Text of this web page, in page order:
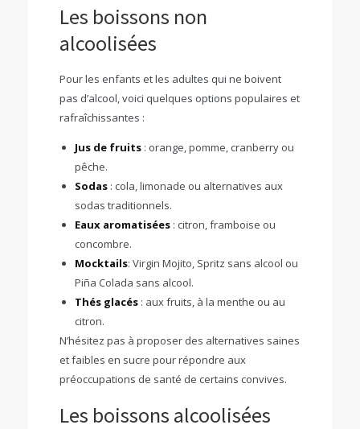
Les boissons non
alcoolisées
Pour les enfants et les adultes qui ne boivent
pas d’alcool, voici quelques options populaires et
rafraîchissantes :
Jus de fruits : orange, pomme, cranberry ou
pêche.
Sodas : cola, limonade ou alternatives aux
sodas traditionnels.
Eaux aromatisées : citron, framboise ou
concombre.
Mocktails: Virgin Mojito, Spritz sans alcool ou
Piña Colada sans alcool.
Thés glacés : aux fruits, à la menthe ou au
citron.
N’hésitez pas à proposer des alternatives saines
et faibles en sucre pour répondre aux
préoccupations de santé de certains convives.
Les boissons alcoolisées